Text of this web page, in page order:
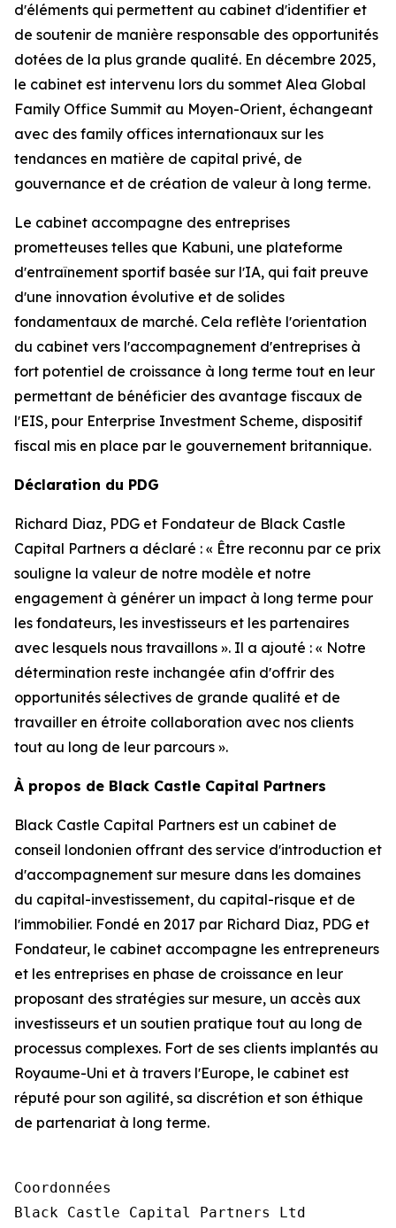
dʼéléments qui permettent au cabinet dʼidentifier et
de soutenir de manière responsable des opportunités
dotées de la plus grande qualité. En décembre 2025,
le cabinet est intervenu lors du sommet Alea Global
Family Office Summit au Moyen-Orient, échangeant
avec des family offices internationaux sur les
tendances en matière de capital privé, de
gouvernance et de création de valeur à long terme.
Le cabinet accompagne des entreprises
prometteuses telles que Kabuni, une plateforme
dʼentraînement sportif basée sur lʼIA, qui fait preuve
dʼune innovation évolutive et de solides
fondamentaux de marché. Cela reflète lʼorientation
du cabinet vers lʼaccompagnement dʼentreprises à
fort potentiel de croissance à long terme tout en leur
permettant de bénéficier des avantage fiscaux de
lʼEIS, pour Enterprise Investment Scheme, dispositif
fiscal mis en place par le gouvernement britannique.
Déclaration du PDG
Richard Diaz, PDG et Fondateur de Black Castle
Capital Partners a déclaré : « Être reconnu par ce prix
souligne la valeur de notre modèle et notre
engagement à générer un impact à long terme pour
les fondateurs, les investisseurs et les partenaires
avec lesquels nous travaillons ». Il a ajouté : « Notre
détermination reste inchangée afin dʼoffrir des
opportunités sélectives de grande qualité et de
travailler en étroite collaboration avec nos clients
tout au long de leur parcours ».
À propos de Black Castle Capital Partners
Black Castle Capital Partners est un cabinet de
conseil londonien offrant des service dʼintroduction et
dʼaccompagnement sur mesure dans les domaines
du capital-investissement, du capital-risque et de
lʼimmobilier. Fondé en 2017 par Richard Diaz, PDG et
Fondateur, le cabinet accompagne les entrepreneurs
et les entreprises en phase de croissance en leur
proposant des stratégies sur mesure, un accès aux
investisseurs et un soutien pratique tout au long de
processus complexes. Fort de ses clients implantés au
Royaume-Uni et à travers lʼEurope, le cabinet est
réputé pour son agilité, sa discrétion et son éthique
de partenariat à long terme.
Coordonnées
Black Castle Capital Partners Ltd